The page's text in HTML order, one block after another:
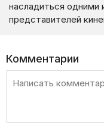
насладиться одними
представителей
Комментарии